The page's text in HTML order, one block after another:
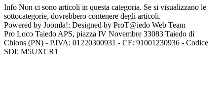
Info Non ci sono articoli in questa categoria. Se si visualizzano le
sottocategorie, dovrebbero contenere degli articoli.
Powered by Joomla!; Designed by ProT@iedo Web Team
Pro Loco Taiedo APS, piazza IV Novembre 33083 Taiedo di
Chions (PN) - P.IVA: 01220300931 - CF: 91001230936 - Codice
SDI: M5UXCR1